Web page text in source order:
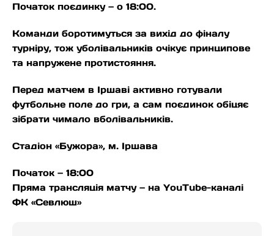
Початок поєдинку — о 18:00.
Команди боротимуться за вихід до фіналу
турніру, тож уболівальників очікує принципове
та напружене протистояння.
Перед матчем в Іршаві активно готували
футбольне поле до гри, а сам поєдинок обіцяє
зібрати чимало вболівальників.
Стадіон «Бужора», м. Іршава
Початок — 18:00
Пряма трансляція матчу — на YouTube-каналі
ФК «Севлюш»